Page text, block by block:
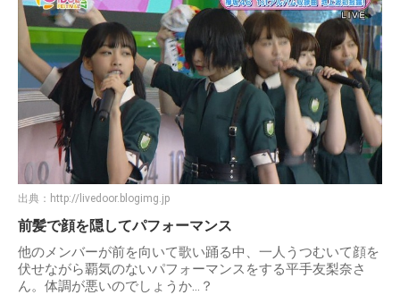
出典： http://livedoor.blogimg.jp
前髪で顔を隠してパフォーマンス
他のメンバーが前を向いて歌い踊る中、一人うつむいて顔を
伏せながら覇気のないパフォーマンスをする平手友梨奈さ
ん。体調が悪いのでしょうか…？